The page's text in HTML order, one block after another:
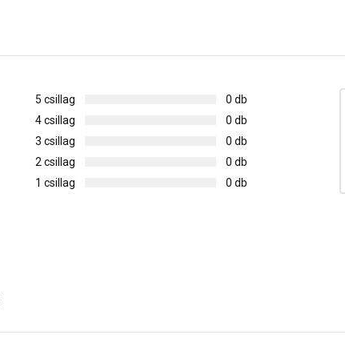
5 csillag
0 db
4 csillag
0 db
3 csillag
0 db
2 csillag
0 db
1 csillag
0 db